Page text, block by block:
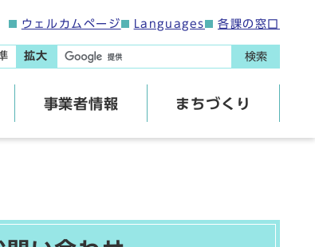
ウェルカムページ Languages 各課の窓口
拡大 検索
事業者情報 まちづくり